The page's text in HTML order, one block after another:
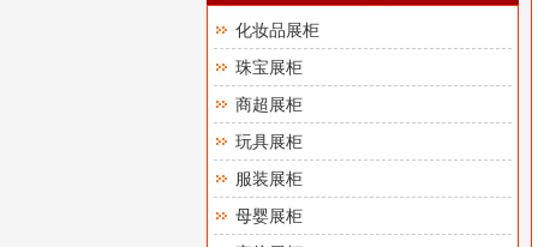
化妆品展柜
珠宝展柜
商超展柜
玩具展柜
服装展柜
母婴展柜